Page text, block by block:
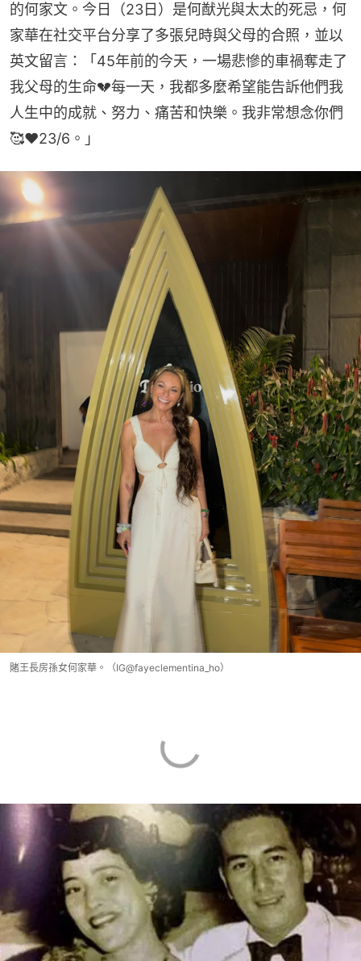
的何家文。今日（23日）是何猷光與太太的死忌，何
家華在社交平台分享了多張兒時與父母的合照，並以
英文留言：「45年前的今天，一場悲慘的車禍奪走了
我父母的生命💔每一天，我都多麼希望能告訴他們我
人生中的成就、努力、痛苦和快樂。我非常想念你們
🥰❤️23/6。」
賭王長房孫女何家華。（IG@fayeclementina_ho）